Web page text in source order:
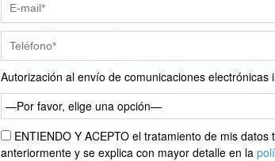
Autorización al envío de comunicaciones electrónicas
—Por favor, elige una opción—
ENTIENDO Y ACEPTO el tratamiento de mis
anteriormente y se explica con mayor detalle en la